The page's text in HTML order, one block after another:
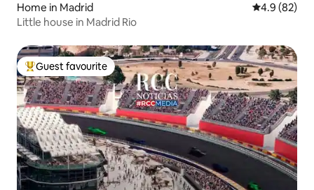
Home in Madrid 4.9 out of 5
4.9 (82)
Little house in Madrid Rio
Top guest favourite
Guest favourite